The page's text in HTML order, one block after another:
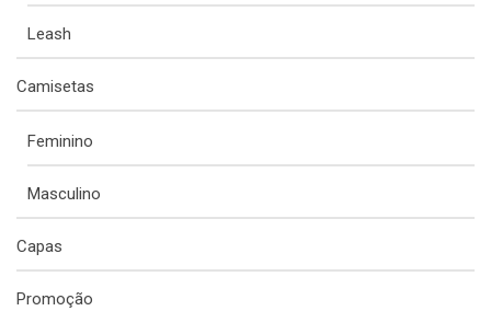
Leash
Camisetas
Feminino
Masculino
Capas
Promoção